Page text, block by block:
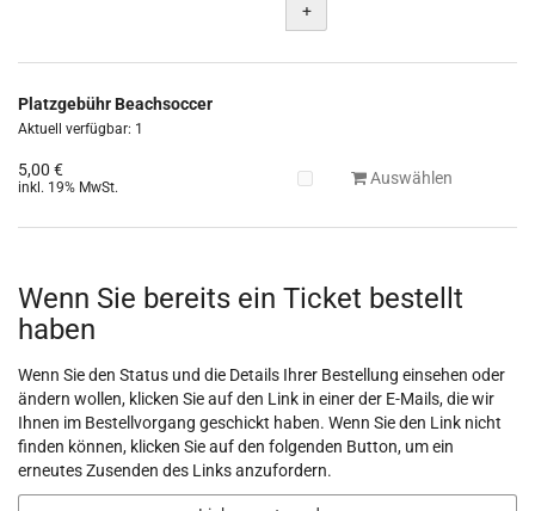
+
Platzgebühr Beachsoccer
Aktuell verfügbar: 1
5,00 €
inkl. 19% MwSt.
Auswählen
Wenn Sie bereits ein Ticket bestellt
haben
Wenn Sie den Status und die Details Ihrer Bestellung einsehen oder
ändern wollen, klicken Sie auf den Link in einer der E-Mails, die wir
Ihnen im Bestellvorgang geschickt haben. Wenn Sie den Link nicht
finden können, klicken Sie auf den folgenden Button, um ein
erneutes Zusenden des Links anzufordern.